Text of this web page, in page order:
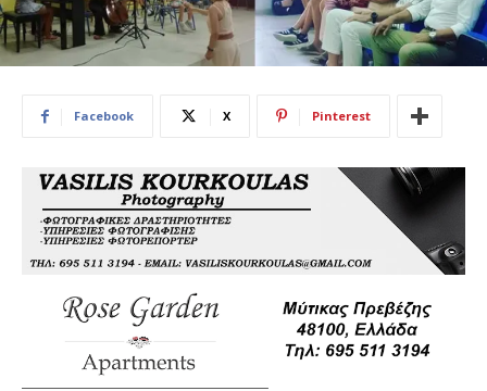
Facebook X Pinterest